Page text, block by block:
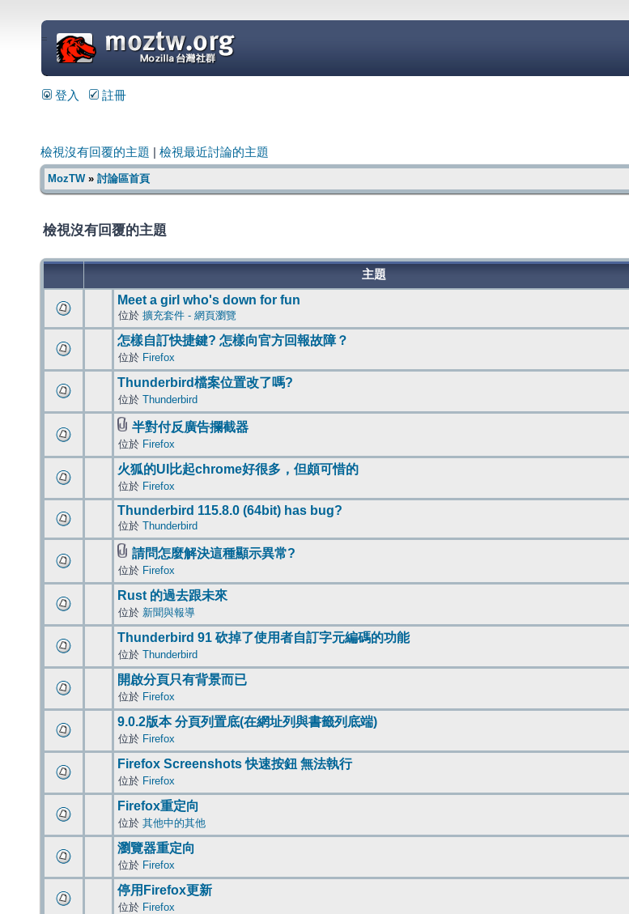
=
登入 註冊
檢視沒有回覆的主題 檢視最近討論的主題
MozTW» 討論區首頁
檢視沒有回覆的主題
主題
Meet a girl who's down for fun
位於 擴充套件 - 網頁瀏覽
怎樣自訂快捷鍵? 怎樣向官方回報故障？
位於 Firefox
Thunderbird檔案位置改了嗎?
位於 Thunderbird
半對付反廣告攔截器
位於 Firefox
火狐的UI比起chrome好很多，但頗可惜的
位於 Firefox
Thunderbird 115.8.0 (64bit) has bug?
位於 Thunderbird
請問怎麼解決這種顯示異常?
位於 Firefox
Rust 的過去跟未來
位於 新聞與報導
Thunderbird 91 砍掉了使用者自訂字元編碼的功能
位於 Thunderbird
開啟分頁只有背景而已
位於 Firefox
9.0.2版本 分頁列置底(在網址列與書籤列底端)
位於 Firefox
Firefox Screenshots 快速按鈕 無法執行
位於 Firefox
Firefox重定向
位於 其他中的其他
瀏覽器重定向
位於 Firefox
停用Firefox更新
位於 Firefox